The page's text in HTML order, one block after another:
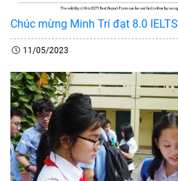
Chúc mừng Minh Trí đạt 8.0 IELTS
11/05/2023